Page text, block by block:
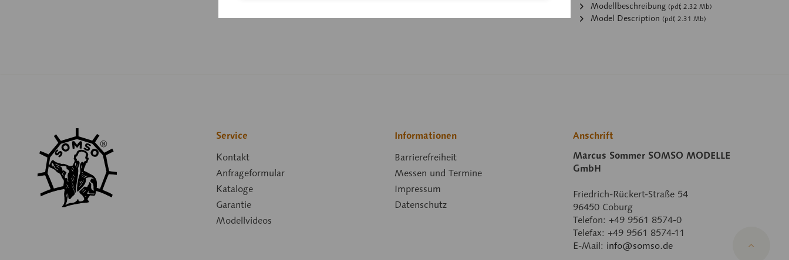
Modellbeschreibung (pdf, 2.32 Mb)
Model Description (pdf, 2.31 Mb)
Service
Kontakt
Anfrageformular
Kataloge
Garantie
Modellvideos
Informationen
Barrierefreiheit
Messen und Termine
Impressum
Datenschutz
Anschrift
Marcus Sommer SOMSO MODELLE
GmbH
Friedrich-Rückert-Straße 54
96450 Coburg
Telefon: +49 9561 8574-0
Telefax: +49 9561 8574-11
E-Mail: info@somso.de